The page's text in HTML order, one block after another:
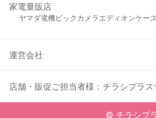
家電量販店
ヤマダ電機ビックカメラ エディオンケー
運営会社
店舗・販促ご担当者様：チラシプラ
© チラシプ